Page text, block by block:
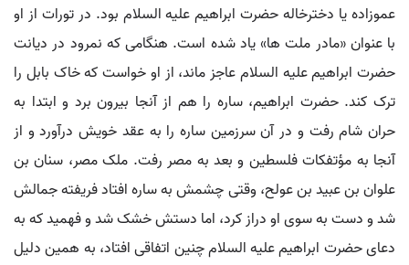
عموزاده یا دخترخاله حضرت ابراهیم علیه السلام بود. در تورات از او
با عنوان «مادر ملت ها» یاد شده است. هنگامی که نمرود در دیانت
حضرت ابراهیم علیه السلام عاجز ماند، از او خواست که خاک بابل را
ترک کند. حضرت ابراهیم، ساره را هم از آنجا بیرون برد و ابتدا به
حران شام رفت و در آن سرزمین ساره را به عقد خویش درآورد و از
آنجا به مؤتفکات فلسطین و بعد به مصر رفت. ملک مصر، سنان بن
علوان بن عبید بن عولح، وقتی چشمش به ساره افتاد فریفته جمالش
شد و دست به سوی او دراز کرد، اما دستش خشک شد و فهمید که به
دعای حضرت ابراهیم علیه السلام چنین اتفاقی افتاد، به همین دلیل